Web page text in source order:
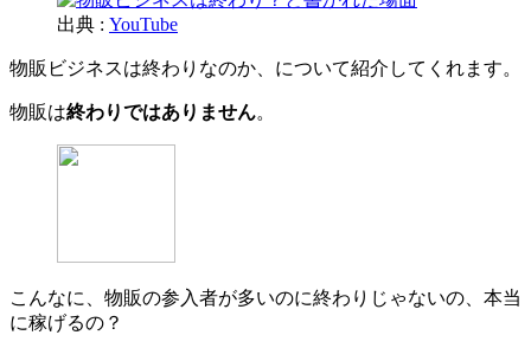
出典 : YouTube
物販ビジネスは終わりなのか、について紹介してくれます。
物販は終わりではありません。
こんなに、物販の参入者が多いのに終わりじゃないの、本当
に稼げるの？